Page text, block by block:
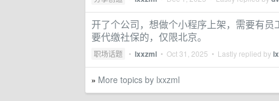
开了个公司，想做个小程序上架，需要有
要代缴社保的，仅限北京。
职场话题 • lxxzml • Oct 31, 2025 • Lastly replied by
» More topics by lxxzml